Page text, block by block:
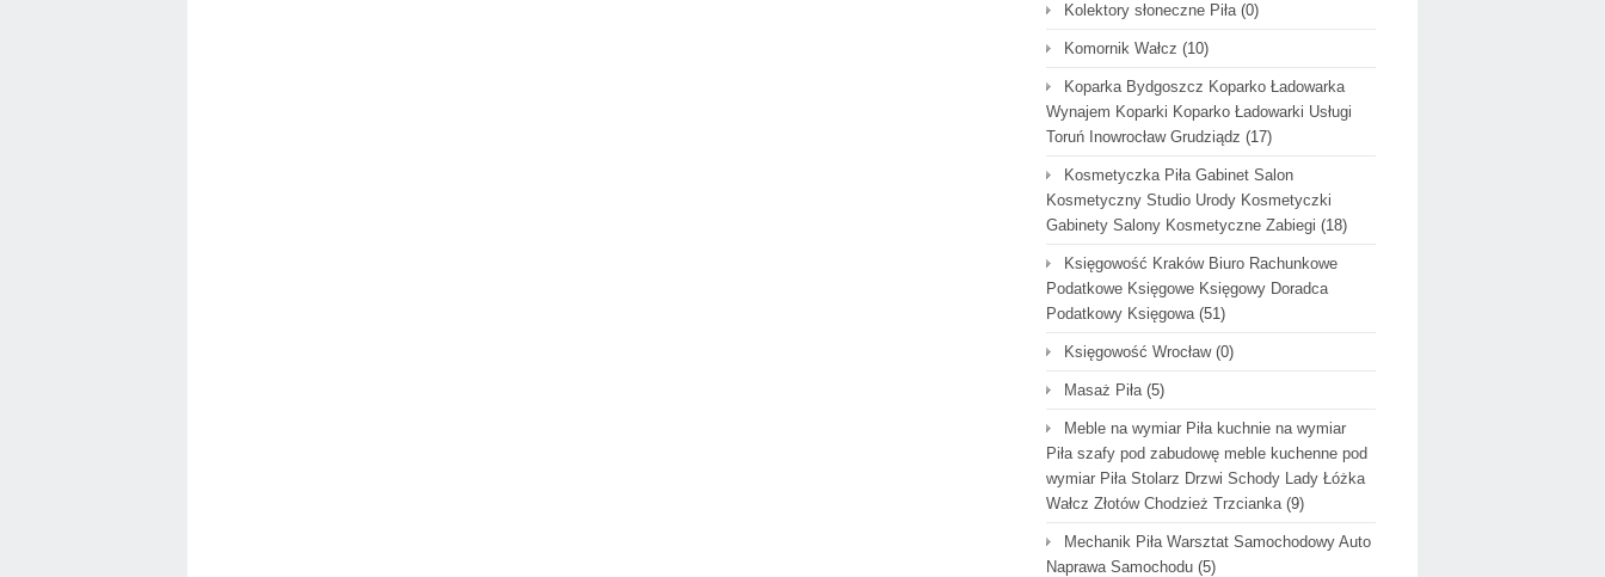
Kolektory słoneczne Piła(0)
Komornik Wałcz (10)
Koparka Bydgoszcz Koparko Ładowarka
Wynajem Koparki Koparko Ładowarki Usługi
Toruń Inowrocław Grudziądz (17)
Kosmetyczka Piła Gabinet Salon
Kosmetyczny Studio Urody Kosmetyczki
Gabinety Salony Kosmetyczne Zabiegi (18)
Księgowość Kraków Biuro Rachunkowe
Podatkowe Księgowe Księgowy Doradca
Podatkowy Księgowa(51)
Księgowość Wrocław(0)
Masaż Piła(5)
Meble na wymiar Piła kuchnie na wymiar
Piła szafy pod zabudowę meble kuchenne pod
wymiar Piła Stolarz Drzwi Schody Lady Łóżka
Wałcz Złotów Chodzież Trzcianka(9)
Mechanik Piła Warsztat Samochodowy Auto
Naprawa Samochodu (5)